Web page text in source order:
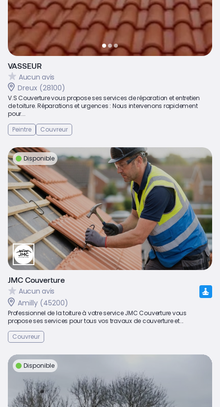
VASSEUR
Aucun avis
Dreux (28100)
V.S Couverture vous propose ses services de réparation et entretien
de toiture. Réparations et urgences : Nous intervenons rapidement
pour...
Peintre
Couvreur
Disponible
JMC Couverture
Aucun avis
Amilly (45200)
Professionnel de la toiture à votre service JMC Couverture vous
propose ses services pour tous vos travaux de couverture et...
Couvreur
Disponible